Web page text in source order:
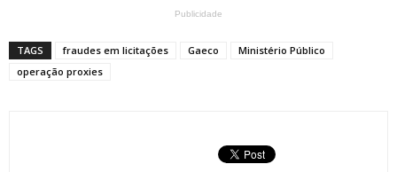
Publicidade
TAGS fraudes em licitações Gaeco
Ministério Público
operação proxies